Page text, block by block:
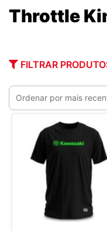
Throttle
FILTRAR